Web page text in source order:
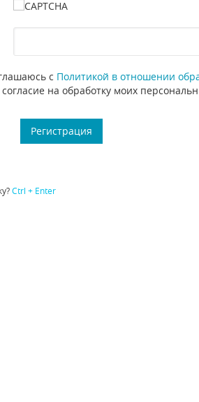
с Политикой в отношении
на обработку моих
Ctrl + Enter